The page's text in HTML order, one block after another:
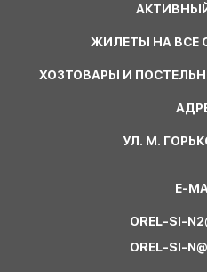
ЖИЛЕТЫ НА ВСЕ
ХОЗТОВАРЫ И
УЛ. М.
E-
OREL-SI-
OREL-SI-